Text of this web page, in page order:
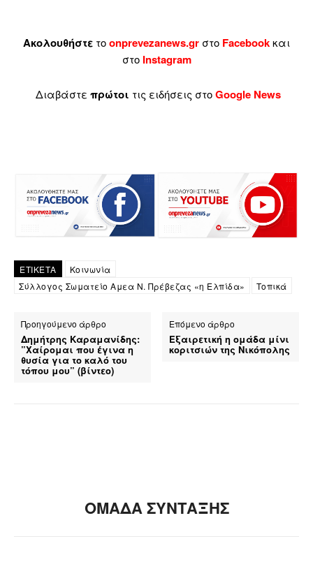
Ακολουθήστε τοonprevezanews.gr στο Facebookκαι
στο Instagram
Διαβάστε πρώτοι τις ειδήσεις στοGoogle News
ΕΤΙΚΕΤΑ
Κοινωνία
Σύλλογος Σωματείο Αμεα Ν. Πρέβεζας «η Ελπίδα»
Τοπικά
Προηγούμενο άρθρο
Δημήτρης Καραμανίδης:
”Χαίρομαι που έγινα η
θυσία για το καλό του
τόπου μου” (βίντεο)
Επόμενο άρθρο
Εξαιρετική η ομάδα μίνι
κοριτσιών της Νικόπολης
ΟΜΑΔΑ ΣΥΝΤΑΞΗΣ